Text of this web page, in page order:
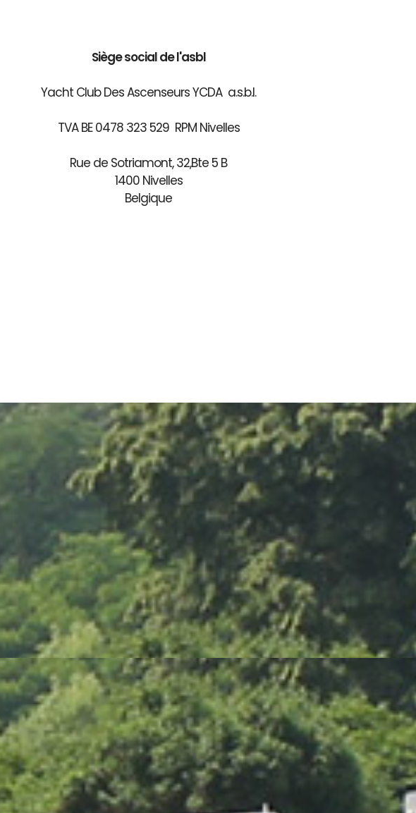
Siège social de l'asbl
Yacht Club Des Ascenseurs YCDA a.s.b.l.
TVA BE 0478 323 529 RPM Nivelles
Rue de Sotriamont, 32,Bte 5 B
1400 Nivelles
Belgique